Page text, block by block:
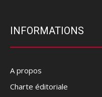
INFORMATIONS
A propos
Charte éditoriale